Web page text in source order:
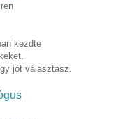
kezdte
jót választasz.